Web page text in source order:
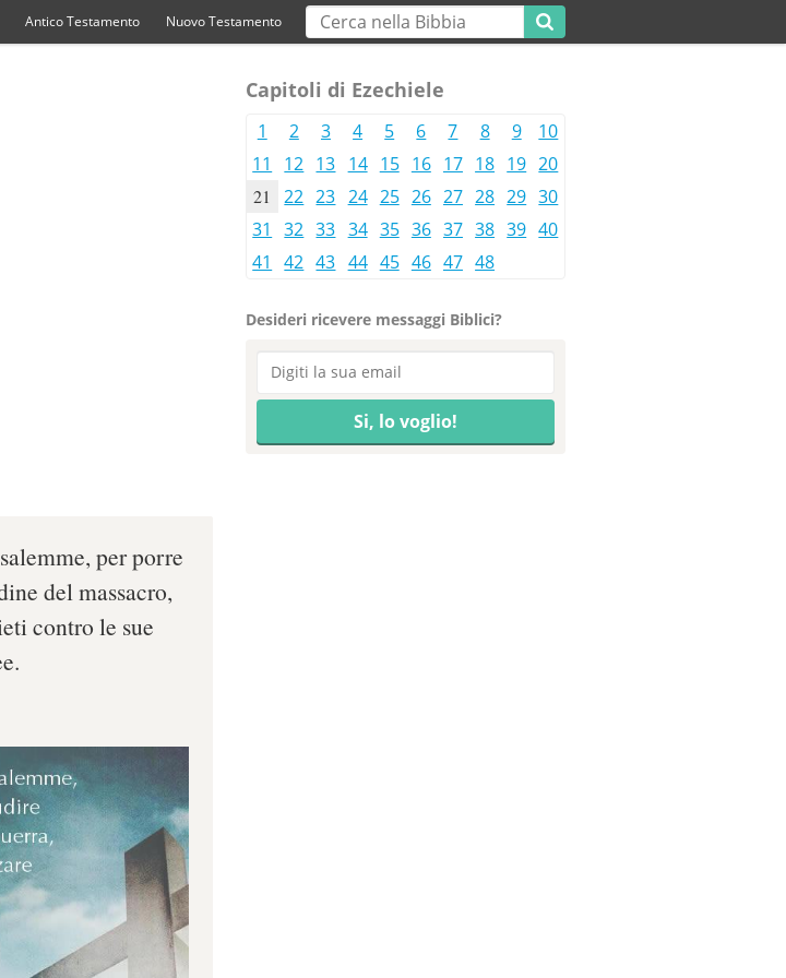
Antico Testamento Nuovo Testamento
per porre
del massacro,
contro le sue
Capitoli di Ezechiele
1 2 3 4 5 6 7 8 9
10
11
12 13 14 15 16 17 18 19 20
21 22 23 24 25 26 27 28 29 30
31
32 33 34 35 36 37 38 39 40
41
42 43 44 45 46 47 48
Desideri ricevere messaggi Biblici?